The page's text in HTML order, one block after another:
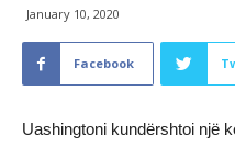
January 10, 2020
Facebook
Uashingtoni kundërshtoi një